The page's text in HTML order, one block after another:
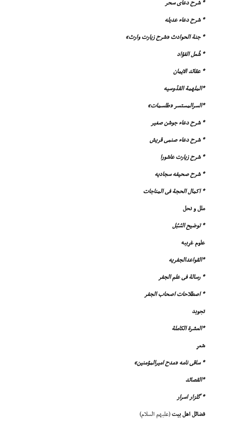
* شرح دعاى سحر
* شرح دعاء عدیله
* جنة الحوادث «شرح زیارت وارث»
* شُعل الفؤاد
* عقائد الایمان
*الملهمة القدّوسیه
*السرالمستسر «طلسمات»
* شرح دعاء جوشن صغیر
* شرح دعاء صنمى قریش
* شرح زیارت عاشورا
* شرح صحیفه سجادیه
* اکمال الحجة فى المناجات
ملل و نحل
* توضیح السُبُل
علوم غربیه
*القواعدالجفریه
* رسالة فى علم الجفر
* اصطلاحات اصحاب الجفر
تجوید
*العشرة الکاملة
شعر
* ساقى نامه «مدح امیرالمؤمنین»
*القصائد
* گلزار اسرار
فضائل اهل بیت(علیهم السلام)